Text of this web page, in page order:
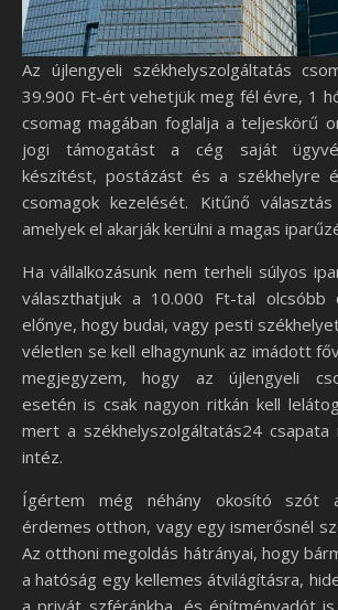
Az újlengyeli székhelyszolgáltatás
39.900 Ft-ért vehetjük meg fél évre, 1
csomag magában foglalja a teljeskörű
jogi támogatást a cég saját
készítést, postázást és a székhelyre
csomagok kezelését. Kitűnő
amelyek el akarják kerülni a magas
Ha vállalkozásunk nem terheli súlyos
választhatjuk a 10.000 Ft-tal olcsóbb
előnye, hogy budai, vagy pesti
véletlen se kell elhagynunk az imádott
megjegyzem, hogy az újlengyeli
esetén is csak nagyon ritkán kell
mert a székhelyszolgáltatás24 csapata
intéz.
Ígértem még néhány okosító szót
érdemes otthon, vagy egy ismerősnél
Az otthoni megoldás hátrányai, hogy
a hatóság egy kellemes átvilágításra,
a privát szféránkba, és építményadót